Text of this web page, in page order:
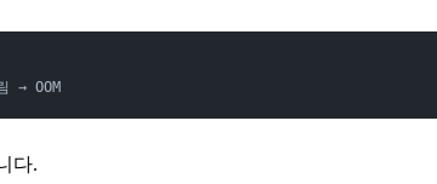
→ OOM
다.